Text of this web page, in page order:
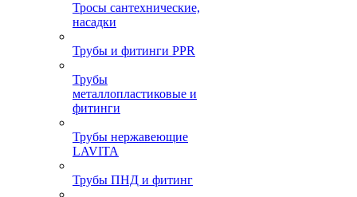
Тросы сантехнические,
насадки
Трубы и фитинги PPR
Трубы
металлопластиковые и
фитинги
Трубы нержавеющие
LAVITA
Трубы ПНД и фитинг